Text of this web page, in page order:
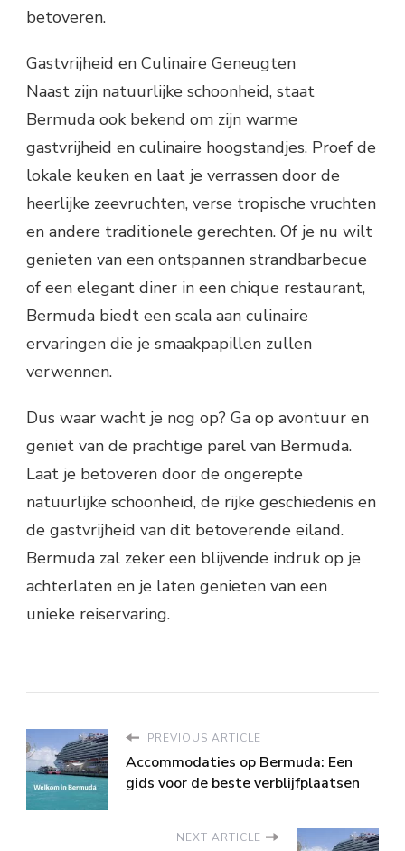
betoveren.
Gastvrijheid en Culinaire Geneugten
Naast zijn natuurlijke schoonheid, staat
Bermuda ook bekend om zijn warme
gastvrijheid en culinaire hoogstandjes. Proef de
lokale keuken en laat je verrassen door de
heerlijke zeevruchten, verse tropische vruchten
en andere traditionele gerechten. Of je nu wilt
genieten van een ontspannen strandbarbecue
of een elegant diner in een chique restaurant,
Bermuda biedt een scala aan culinaire
ervaringen die je smaakpapillen zullen
verwennen.
Dus waar wacht je nog op? Ga op avontuur en
geniet van de prachtige parel van Bermuda.
Laat je betoveren door de ongerepte
natuurlijke schoonheid, de rijke geschiedenis en
de gastvrijheid van dit betoverende eiland.
Bermuda zal zeker een blijvende indruk op je
achterlaten en je laten genieten van een
unieke reiservaring.
PREVIOUS ARTICLE
Accommodaties op Bermuda: Een
gids voor de beste verblijfplaatsen
NEXT ARTICLE